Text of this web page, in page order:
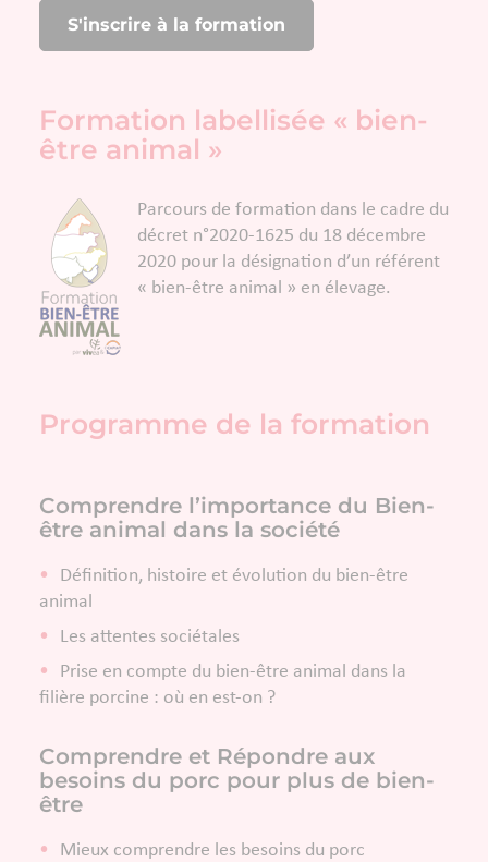
S'inscrire à la formation
Formation labellisée « bien-
être animal »
Parcours de formation dans le cadre du
décret n°2020-1625 du 18 décembre
2020 pour la désignation d’un référent
« bien-être animal » en élevage.
Programme de la formation
Comprendre l’importance du Bien-
être animal dans la société
Définition, histoire et évolution du bien-être
animal
Les attentes sociétales
Prise en compte du bien-être animal dans la
filière porcine : où en est-on ?
Comprendre et Répondre aux
besoins du porc pour plus de bien-
être
Mieux comprendre les besoins du porc